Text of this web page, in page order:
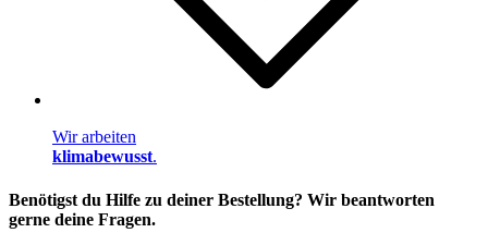
Wir arbeiten
klimabewusst.
Benötigst du Hilfe zu deiner Bestellung? Wir beantworten
gerne deine Fragen.